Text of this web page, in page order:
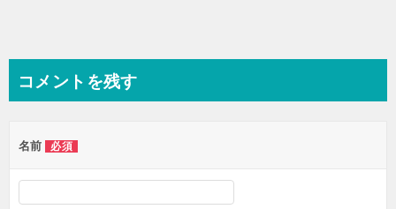
コメントを残す
名前 必須